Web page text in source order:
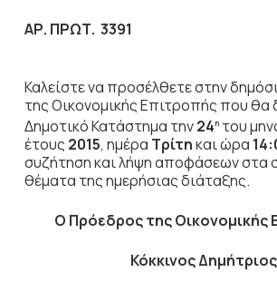
ΑΡ. ΠΡΩΤ. 3391
Καλείστε να προσέλθετε στην
της Οικονομικής Επιτροπής που θα
Δημοτικό Κατάστημα την24ητου
έτους 2015, ημέρα Τρίτηκαι ώρα
συζήτησηκαι λήψη αποφάσεων στα
θέματα της ημερήσιας διάταξης.
Ο Πρόεδροςτης Οικονομικής
Κόκκινος Δημήτριος